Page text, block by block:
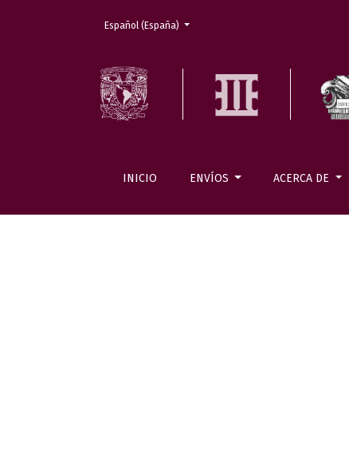
INICIO ENVÍOS ACERCA DE
Cambiar el idioma. El actual es:
Español (España)